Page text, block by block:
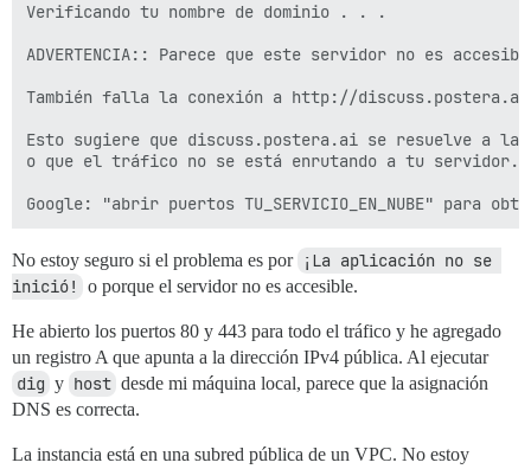
Verificando tu nombre de dominio . . .
ADVERTENCIA:: Parece que este servidor no es
También falla la conexión a http://
Esto sugiere que discuss.postera.ai se resuelve a
o que el tráfico no se está enrutando a tu servidor.
No estoy seguro si el problema es por ¡La aplicación no se
inició!
o porque el servidor no es accesible.
He abierto los puertos 80 y 443 para todo el tráfico y he agregado
un registro A que apunta a la dirección IPv4 pública. Al ejecutar
dig y host desde mi máquina local, parece que la asignación
DNS es correcta.
La instancia está en una subred pública de un VPC. No estoy